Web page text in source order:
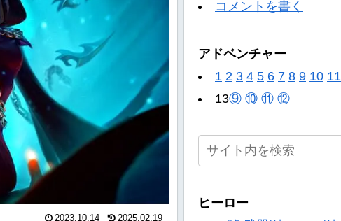
2023.10.14 2025.02.19
コメントを書く
アドベンチャー
1 2 3 4 5 6 7 8 9 10 11
13⑨ ⑩ ⑪ ⑫
ヒーロー